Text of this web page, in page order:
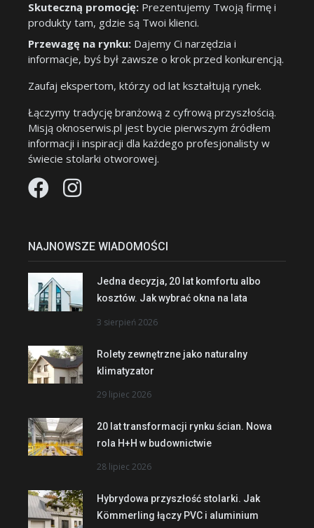
Skuteczną promocję: Prezentujemy Twoją firmę i
produkty tam, gdzie są Twoi klienci.
Przewagę na rynku: Dajemy Ci narzędzia i
informacje, byś był zawsze o krok przed konkurencją.
Zaufaj ekspertom, którzy od lat kształtują rynek.
Łączymy tradycję branżową z cyfrową przyszłością.
Misją oknoserwis.pl jest bycie pierwszym źródłem
informacji i inspiracji dla każdego profesjonalisty w
świecie stolarki otworowej.
NAJNOWSZE WIADOMOŚCI
Jedna decyzja, 20 lat komfortu albo
kosztów. Jak wybrać okna na lata
3 sierpień 2026
Rolety zewnętrzne jako naturalny
klimatyzator
29 lipiec 2026
20 lat transformacji rynku ścian. Nowa
rola H+H w budownictwie
28 lipiec 2026
Hybrydowa przyszłość stolarki. Jak
Kömmerling łączy PVC i aluminium